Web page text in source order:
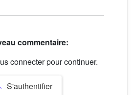
commentaire:
connecter pour continuer.
S'authentifier